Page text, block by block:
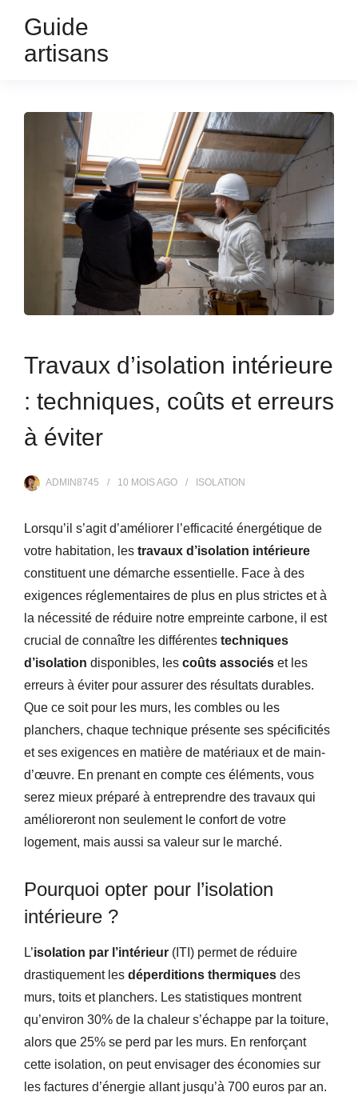
Guide
artisans
Travaux d’isolation intérieure
: techniques, coûts et erreurs
à éviter
ADMIN8745 10 MOISAGO ISOLATION
Lorsqu’il s’agit d’améliorer l’efficacité énergétique de
votre habitation, les travaux d’isolation intérieure
constituent une démarche essentielle. Face à des
exigences réglementaires de plus en plus strictes et à
la nécessité de réduire notre empreinte carbone, il est
crucial de connaître les différentes techniques
d’isolation disponibles, les coûts associés et les
erreurs à éviter pour assurer des résultats durables.
Que ce soit pour les murs, les combles ou les
planchers, chaque technique présente ses spécificités
et ses exigences en matière de matériaux et de main-
d’œuvre. En prenant en compte ces éléments, vous
serez mieux préparé à entreprendre des travaux qui
amélioreront non seulement le confort de votre
logement, mais aussi sa valeur sur le marché.
Pourquoi opter pour l’isolation
intérieure ?
L’isolation par l’intérieur (ITI) permet de réduire
drastiquement les déperditions thermiques des
murs, toits et planchers. Les statistiques montrent
qu’environ 30% de la chaleur s’échappe par la toiture,
alors que 25% se perd par les murs. En renforçant
cette isolation, on peut envisager des économies sur
les factures d’énergie allant jusqu’à 700 euros par an.